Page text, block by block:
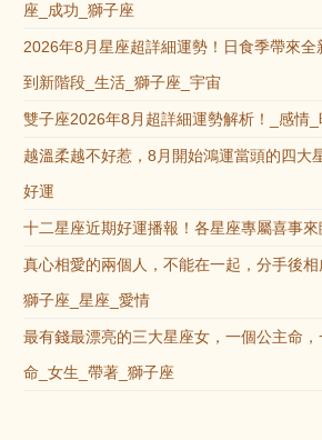
座_成功_獅子座
2026年8月星座超詳細運勢！日食季帶來
到新階段_生活_獅子座_宇宙
雙子座2026年8月超詳細運勢解析！_感情
越溫柔越不好惹，8月開始鴻運當頭的四大
好運
十二星座近期好運播報！各星座專屬喜事
真心相愛的兩個人，不能在一起，分手後相
獅子座_星座_愛情
最有錢最漂亮的三大星座女，一個公主命
命_女生_帶著_獅子座